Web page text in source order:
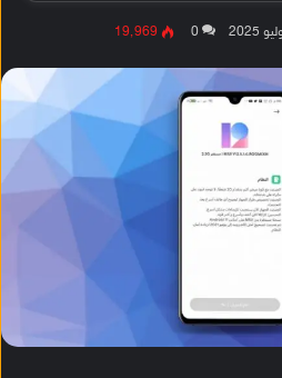
0 19٬969